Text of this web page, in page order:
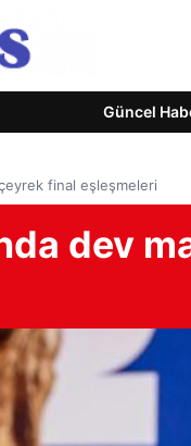
Güncel
final eşleşmeleri
dev